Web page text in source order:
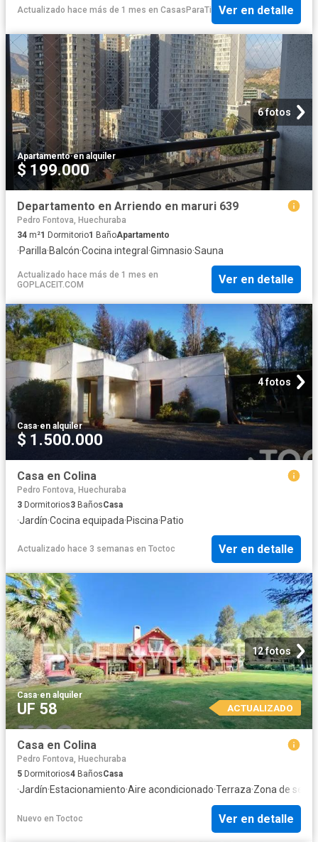
Actualizado hace más de 1 mes en CasasParaTi Ver en detalle
6 fotos
Apartamento·en alquiler
$ 199.000
Departamento en Arriendo en maruri 639
Pedro Fontova, Huechuraba
34 m²1 Dormitorio1 BañoApartamento
·Parilla·Balcón·Cocina integral ·Gimnasio·Sauna
Actualizado hace más de 1 mes en
GOPLACEIT.COM
Ver en detalle
4 fotos
Casa·en alquiler
$ 1.500.000
Casa en Colina
Pedro Fontova, Huechuraba
3 Dormitorios3 BañosCasa
·Jardín·Cocina equipada·Piscina·Patio
Actualizado hace 3 semanas en Toctoc Ver en detalle
12 fotos
Casa·en alquiler
UF 58 ACTUALIZADO
Casa en Colina
Pedro Fontova, Huechuraba
5 Dormitorios4 BañosCasa
·Jardín·Estacionamiento·Aire acondicionado·Terraza·Zona de
Nuevo en Toctoc Ver en detalle